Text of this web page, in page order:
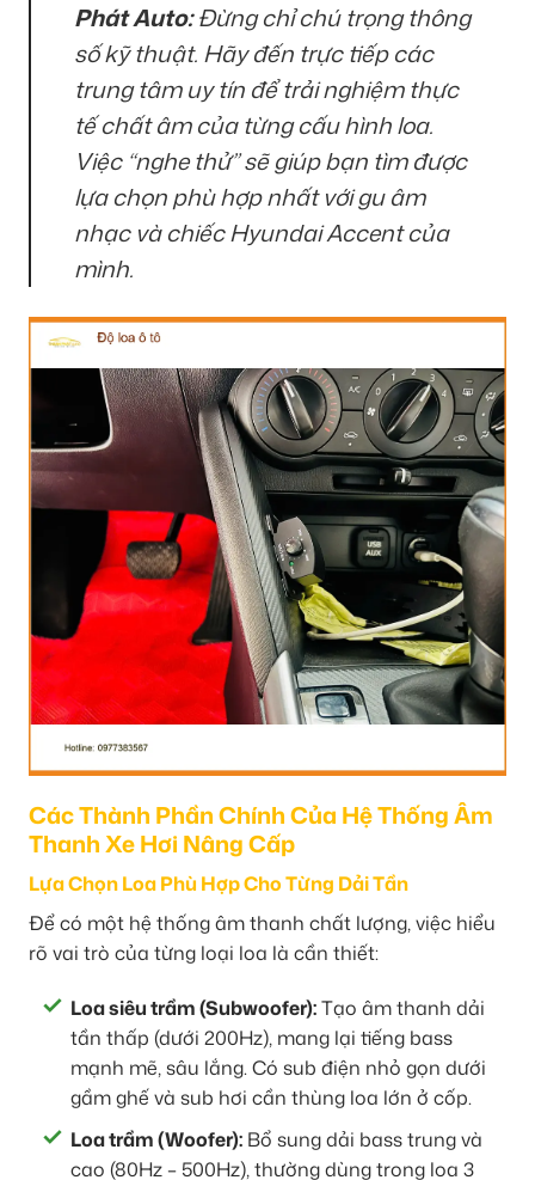
Phát Auto:Đừng chỉ chú trọng thông
số kỹ thuật. Hãy đến trực tiếp các
trung tâm uy tín để trải nghiệm thực
tế chất âm của từng cấu hình loa.
Việc “nghe thử” sẽ giúp bạn tìm được
lựa chọn phù hợp nhất với gu âm
nhạc và chiếc Hyundai Accent của
mình.
Các Thành Phần Chính Của Hệ Thống Âm
Thanh Xe Hơi Nâng Cấp
Lựa Chọn Loa Phù Hợp Cho Từng Dải Tần
Để có một hệ thống âm thanh chất lượng, việc hiểu
rõ vai trò của từng loại loa là cần thiết:
Loa siêu trầm (Subwoofer):Tạo âm thanh dải
tần thấp (dưới 200Hz), mang lại tiếng bass
mạnh mẽ, sâu lắng. Có sub điện nhỏ gọn dưới
gầm ghế và sub hơi cần thùng loa lớn ở cốp.
Loa trầm (Woofer): Bổ sung dải bass trung và
cao (80Hz – 500Hz), thường dùng trong loa 3